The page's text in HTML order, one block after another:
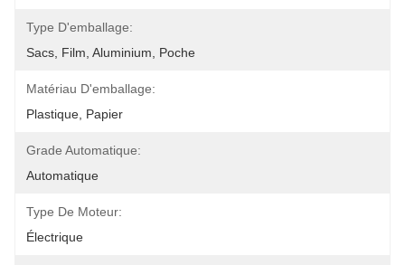
Type D'emballage:
Sacs, Film, Aluminium, Poche
Matériau D'emballage:
Plastique, Papier
Grade Automatique:
Automatique
Type De Moteur:
Électrique